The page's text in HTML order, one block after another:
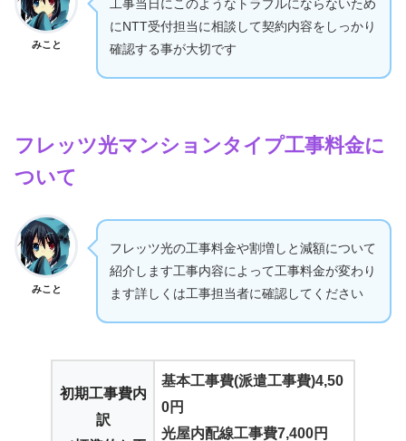
みこと
工事当日にこのようなトラブルにならないため
にNTT受付担当に相談して契約内容をしっかり
確認する事が大切です
フレッツ光マンションタイプ工事料金に
ついて
みこと
フレッツ光の工事料金や割増しと減額について
紹介します工事内容によって工事料金が変わり
ます詳しくは工事担当者に確認してください
初期工事費内
訳
基本工事費(派遣工事費)4,50
0円
光屋内配線工事費7,400円